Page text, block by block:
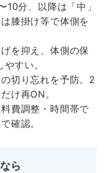
分、以降は「中」
膝掛け等で体側を
を抑え、体側の保
すい。
切り忘れを予防。2
け再ON。
費調整・時間帯で
確認。
ら